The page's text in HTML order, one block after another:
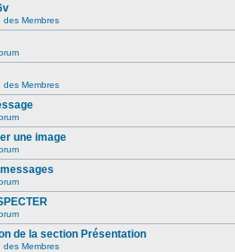
des Membres
des Membres
une image
de la section Présentation
des Membres